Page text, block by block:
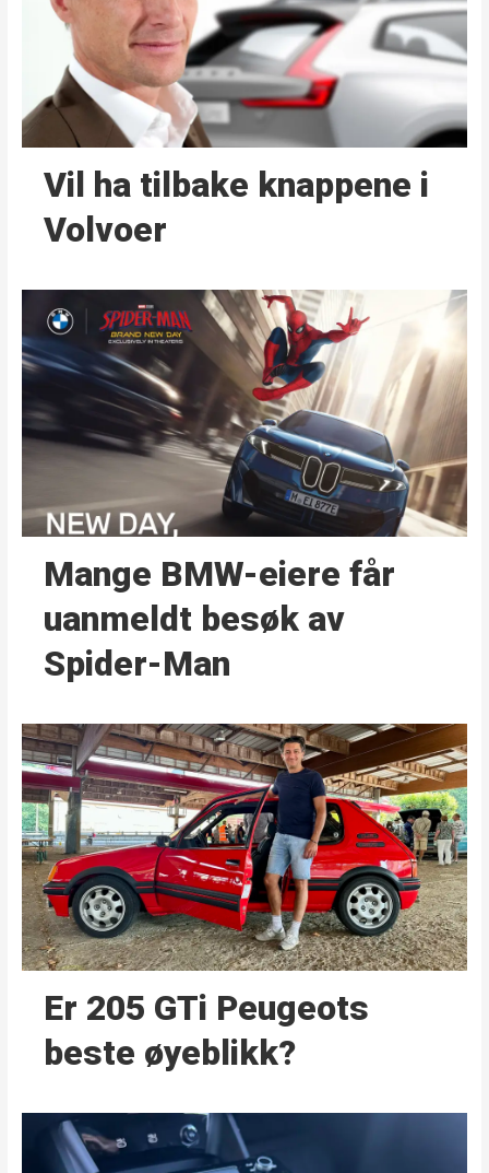
Vil ha tilbake knappene i
Volvoer
Mange BMW-eiere får
uanmeldt besøk av
Spider-Man
Er 205 GTi Peugeots
beste øyeblikk?